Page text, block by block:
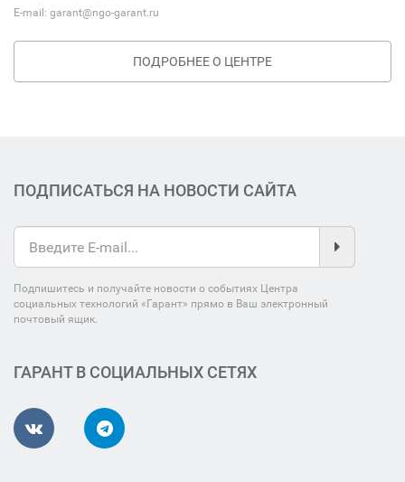
E-mail: garant@ngo-garant.ru
ПОДРОБНЕЕ О ЦЕНТРЕ
ПОДПИСАТЬСЯ НА НОВОСТИ САЙТА
Подпишитесь и получайте новости о событиях Центра
социальных технологий «Гарант» прямо в Ваш электронный
почтовый ящик.
ГАРАНТ В СОЦИАЛЬНЫХ СЕТЯХ